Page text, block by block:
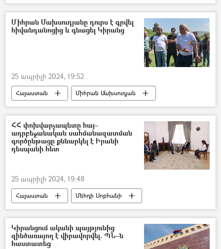
մեդալ
Հայաստան
Անի Հովսեփյան
բրոնզ
Միհրան Մախսուդյանը դուրս է գրվել
հիվանդանոցից և գնացել Կիրանց
25 ապրիլի 2024, 19:52
Հայաստան
Միհրան Մախսուդյան
Տավուշ
ՀՀ փոխվարչապետը հայ–
ադրբեջանական սահմանազատման
գործընթացը քննարկել է Իրանի
դեսպանի հետ
25 ապրիլի 2024, 19:48
Հայաստան
Մեհդի Սոբհանի
Մհեր Գրիգորյան
Հայաստան–Իրան գործակցություն
Իրանի Իսլամական Հանրապետություն
Կիրանցում ականի պայթյունից
զինծառայող է վիրավորվել. ՊՆ–ն
հաստատեց